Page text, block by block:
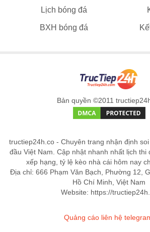
Lịch bóng đá
BXH bóng đá
Bản quyền ©2011
tructiep24h.co - Chuyên trang nhận định
đầu Việt Nam. Cập nhật nhanh nhất lịch thi
xếp hạng, tỷ lệ kèo nhà cái hôm nay
Địa chỉ: 666 Phạm Văn Bạch, Phường 12,
Hồ Chí Minh, Việt Nam
Website: https://
Quảng cáo liên hệ